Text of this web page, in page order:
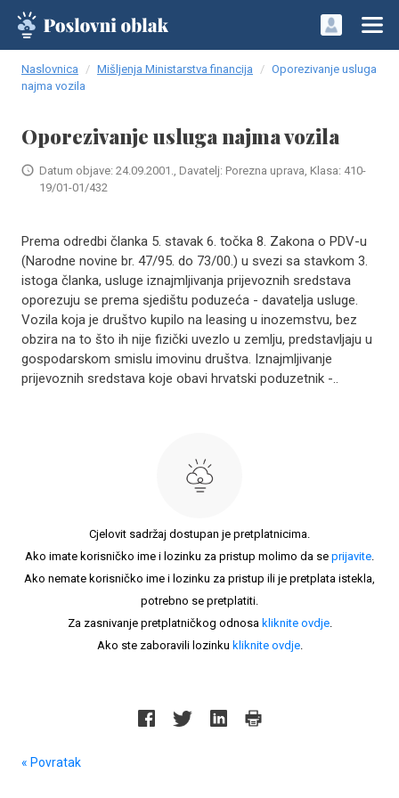
Naslovnica Mišljenja Ministarstva financija
Oporezivanje usluga
najma vozila
Oporezivanje usluga najma vozila
Datum objave: 24.09.2001., Davatelj: Porezna uprava, Klasa: 410-
19/01-01/432
Prema odredbi članka 5. stavak 6. točka 8. Zakona o PDV-u
(Narodne novine br. 47/95. do 73/00.) u svezi sa stavkom 3.
istoga članka, usluge iznajmljivanja prijevoznih sredstava
oporezuju se prema sjedištu poduzeća - davatelja usluge.
Vozila koja je društvo kupilo na leasing u inozemstvu, bez
obzira na to što ih nije fizički uvezlo u zemlju, predstavljaju u
gospodarskom smislu imovinu društva. Iznajmljivanje
prijevoznih sredstava koje obavi hrvatski poduzetnik -..
Cjelovit sadržaj dostupan je pretplatnicima.
Ako imate korisničko ime i lozinku za pristup molimo da se prijavite.
Ako nemate korisničko ime i lozinku za pristup ili je pretplata istekla,
potrebno se pretplatiti.
Za zasnivanje pretplatničkog odnosa kliknite ovdje.
Ako ste zaboravili lozinku kliknite ovdje.
« Povratak